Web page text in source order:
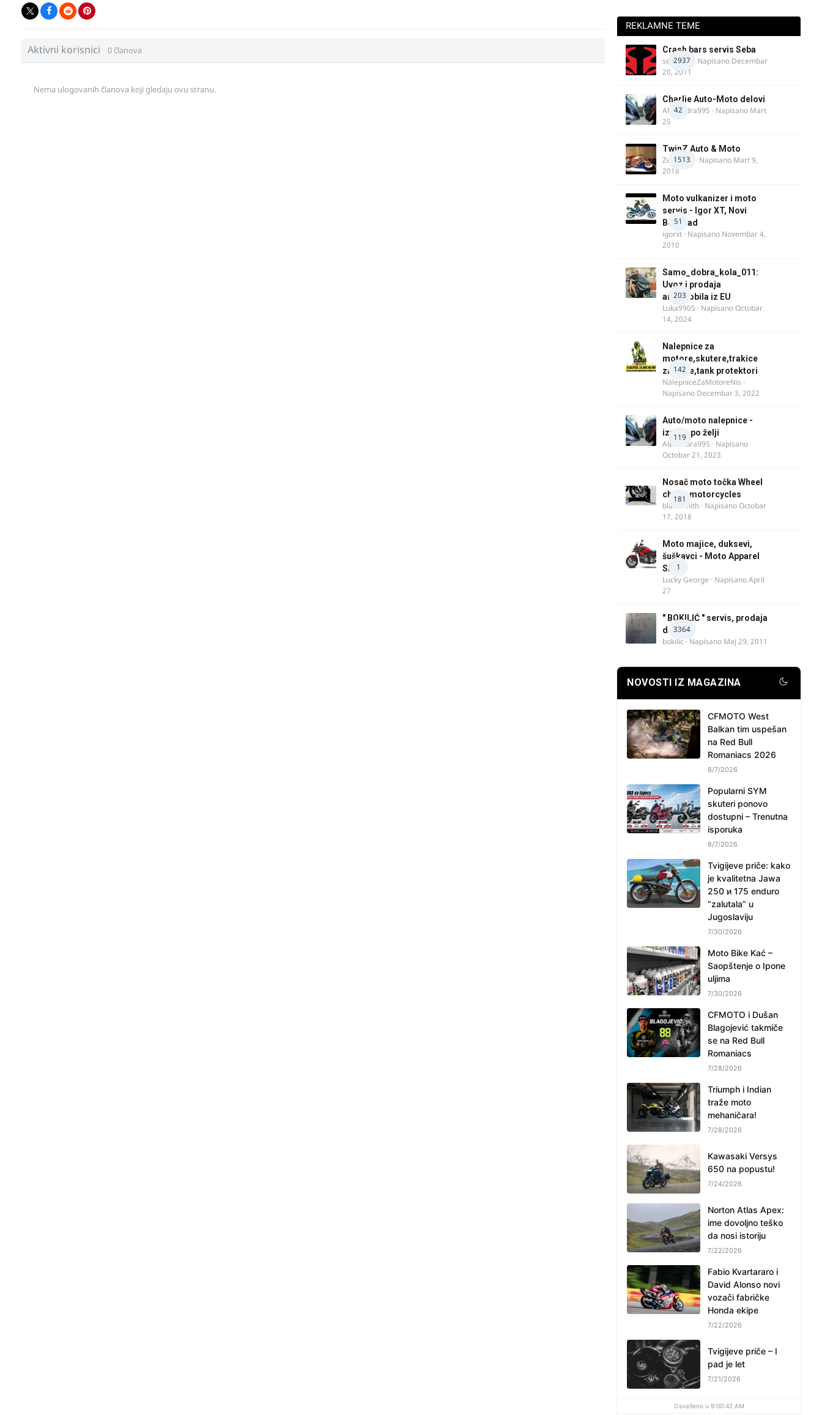
Aktivni korisnici 0 članova
Nema ulogovanih članova koji gledaju ovu stranu.
REKLAMNE TEME
2937
Crash bars servis Seba
seba011 · Napisano Decembar
20, 2011
42
Charlie Auto-Moto delovi
Alexandra995 · Napisano Mart
25
1513
TwinZ Auto & Moto
Zeljkamp · Napisano Mart 9,
2018
51
Moto vulkanizer i moto
servis - Igor XT, Novi
Beograd
igorxt · Napisano Novembar 4,
2010
203
Samo_dobra_kola_011:
Uvoz i prodaja
automobila iz EU
Luka9905 · NapisanoOctobar
14, 2024
142
Nalepnice za
motore,skutere,trakice
za felne,tank protektori
NalepniceZaMotoreNis ·
Napisano Decembar 3, 2022
119
Auto/moto nalepnice -
izrada po želji
Alexandra995 · Napisano
Octobar 21, 2023
181
Nosač moto točka Wheel
chock motorcycles
blacksmith · NapisanoOctobar
17, 2018
1
Moto majice, duksevi,
šuškavci - Moto Apparel
SRB
Lucky George · NapisanoApril
27
3364
" BOKILIĆ " servis, prodaja
delova
bokilic · Napisano Maj 29, 2011
NOVOSTI IZ MAGAZINA
CFMOTO West
Balkan tim uspešan
na Red Bull
Romaniacs 2026
8/7/2026
Popularni SYM
skuteri ponovo
dostupni – Trenutna
isporuka
8/7/2026
Tvigijeve priče: kako
je kvalitetna Jawa
250 и 175 enduro
“zalutala” u
Jugoslaviju
7/30/2026
Moto Bike Kać –
Saopštenje o Ipone
uljima
7/30/2026
CFMOTO i Dušan
Blagojević takmiče
se na Red Bull
Romaniacs
7/28/2026
Triumph i Indian
traže moto
mehaničara!
7/28/2026
Kawasaki Versys
650 na popustu!
7/24/2026
Norton Atlas Apex:
ime dovoljno teško
da nosi istoriju
7/22/2026
Fabio Kvartararo i
David Alonso novi
vozači fabričke
Honda ekipe
7/22/2026
Tvigijeve priče – I
pad je let
7/21/2026
Osveženo u 9:00:42 AM